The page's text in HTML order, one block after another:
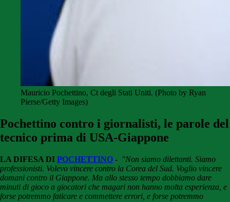
Mauricio Pochettino, Ct degli Stati Uniti. (Photo by Ryan
Pierse/Getty Images)
Pochettino contro i giornalisti, le parole del
tecnico prima di USA-Giappone
LA DIFESA DI POCHETTINO - "Non siamo dilettanti. Siamo
professionisti. Volevo vincere contro la Corea del Sud. Voglio vincere
domani contro il Giappone. Ma allo stesso tempo dobbiamo dare
minuti di gioco a giocatori che magari non hanno molta esperienza, e
forse potremmo faticare e commettere errori, e forse potremmo